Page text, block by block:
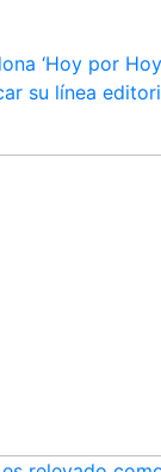
‘Hoy por
su línea